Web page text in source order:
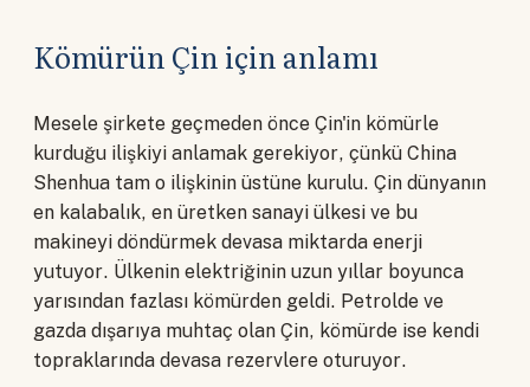
Kömürün Çin için anlamı
Mesele şirkete geçmeden önce Çin'in kömürle
kurduğu ilişkiyi anlamak gerekiyor, çünkü China
Shenhua tam o ilişkinin üstüne kurulu. Çin dünyanın
en kalabalık, en üretken sanayi ülkesi ve bu
makineyi döndürmek devasa miktarda enerji
yutuyor. Ülkenin elektriğinin uzun yıllar boyunca
yarısından fazlası kömürden geldi. Petrolde ve
gazda dışarıya muhtaç olan Çin, kömürde ise kendi
topraklarında devasa rezervlere oturuyor.